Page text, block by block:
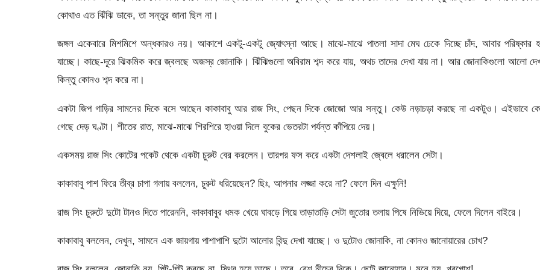
কোথাও এত ঝিঁঝি ডাকে, তা সন্তুর জানা ছিল না।
জঙ্গল একেবারে মিশমিশে অন্ধকারও নয়। আকাশে একটু-একটু জ্যোৎস্না আছে। মাঝে-মাঝে পাতলা সাদা মেঘ ঢেকে দিচ্ছে চাঁদ, আবার পরিষ্কার
যাচ্ছে। কাছে-দূরে ঝিকমিক করে জ্বলছে অজস্র জোনাকি। ঝিঁঝিগুলো অবিরাম শব্দ করে যায়, অথচ তাদের দেখা যায় না। আর জোনাকিগুলো আলো
কিন্তু কোনও শব্দ করে না।
একটা জিপ গাড়ির সামনের দিকে বসে আছেন কাকাবাবু আর রাজ সিং, পেছন দিকে জোজো আর সন্তু। কেউ নড়াচড়া করছে না একটুও। এইভাবে
গেছে দেড় ঘণ্টা। শীতের রাত, মাঝে-মাঝে শিরশিরে হাওয়া দিলে বুকের ভেতরটা পর্যন্ত কাঁপিয়ে দেয়।
একসময় রাজ সিং কোটের পকেট থেকে একটা চুরুট বের করলেন। তারপর ফস করে একটা দেশলাই জ্বেলে ধরালেন সেটা।
কাকাবাবু পাশ ফিরে তীব্র চাপা গলায় বললেন, চুরুট ধরিয়েছেন? ছিঃ, আপনার লজ্জা করে না? ফেলে দিন এক্ষুনি!
রাজ সিং চুরুটে দুটো টানও দিতে পারেননি, কাকাবাবুর ধমক খেয়ে ঘাবড়ে গিয়ে তাড়াতাড়ি সেটা জুতোর তলায় পিষে নিভিয়ে দিয়ে, ফেলে দিলেন বাইরে।
কাকাবাবু বললেন, দেখুন, সামনে এক জায়গায় পাশাপাশি দুটো আলোর বিন্দু দেখা যাচ্ছে। ও দুটোও জোনাকি, না কোনও জানোয়ারের চোখ?